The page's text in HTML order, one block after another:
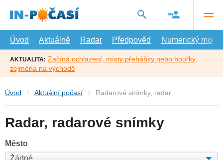
hlavní
Úvod
Aktuálně Radar Předpověď Numerický model
AKTUALITA: Začíná ochlazení, místy přeháňky nebo bouřky,
zejména na východě
Úvod Aktuální počasí Radarové snímky, radar
Radar, radarové snímky
Město